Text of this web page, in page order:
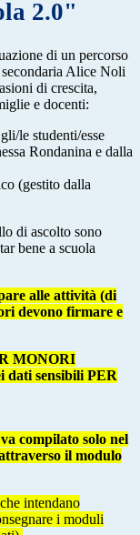
2.0"
di un percorso
Alice Noli
di crescita,
e docenti:
le studenti/esse
Rondanina e dalla
(gestito dalla
di ascolto sono
bene a scuola
alle attività (di
devono firmare e
MONORI
dati sensibili PER
compilato solo nel
il modulo
intendano
i moduli